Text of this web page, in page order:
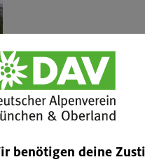
Fernsicht über
benötigen deine